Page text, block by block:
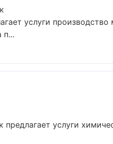
услуги
п...
услуги